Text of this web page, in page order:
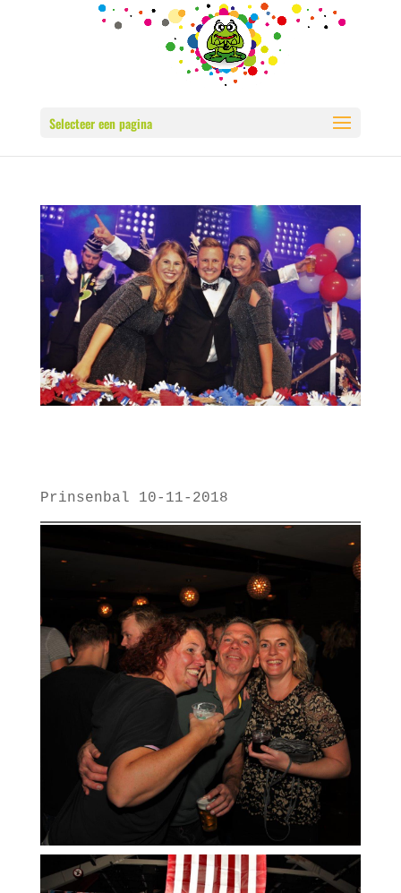
Selecteer een pagina
Prinsenbal 10-11-2018